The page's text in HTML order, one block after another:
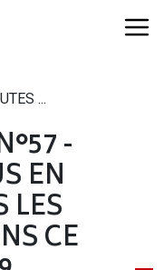
...
-
EN
LES
CE